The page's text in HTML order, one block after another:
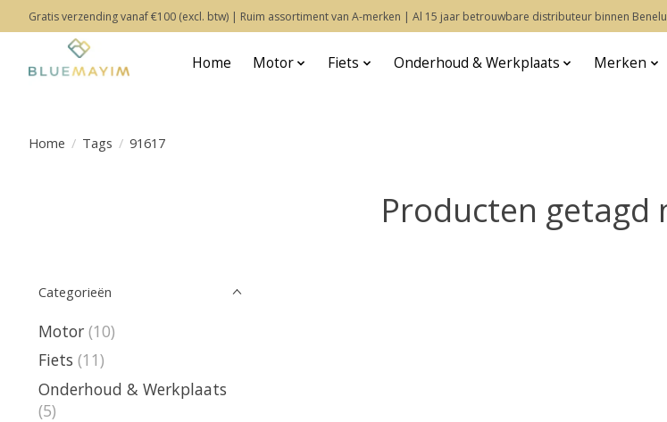
Gratis verzending vanaf €100 (excl. btw) | Ruim assortiment van A-merken | Al 15 jaar betrouwbare distributeur binnen
Home Motor Fiets Onderhoud & Werkplaats Merken
Home / Tags / 91617
Producten getagd
Categorieën
Motor (10)
Fiets (11)
Onderhoud & Werkplaats
(5)